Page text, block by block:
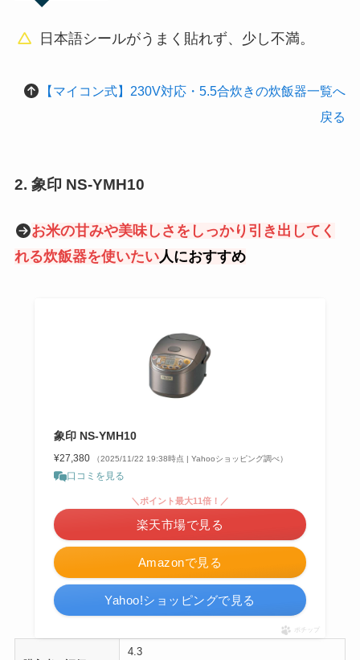
日本語シールがうまく貼れず、少し不満。
【マイコン式】230V対応・5.5合炊きの炊飯器一覧へ
戻る
2. 象印 NS-YMH10
お米の甘みや美味しさをしっかり引き出してく
れる炊飯器を使いたい人におすすめ
象印 NS-YMH10
¥27,380 （2025/11/22 19:38時点 | Yahooショッピング調べ）
口コミを見る
Amazonで見る
＼ポイント最大11倍！／
楽天市場で見る
Yahoo!ショッピングで見る
ポチップ
4.3